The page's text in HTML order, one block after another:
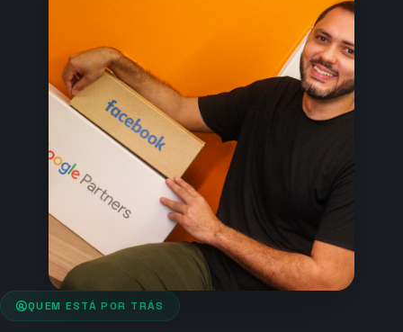
QUEM ESTÁ POR TRÁS